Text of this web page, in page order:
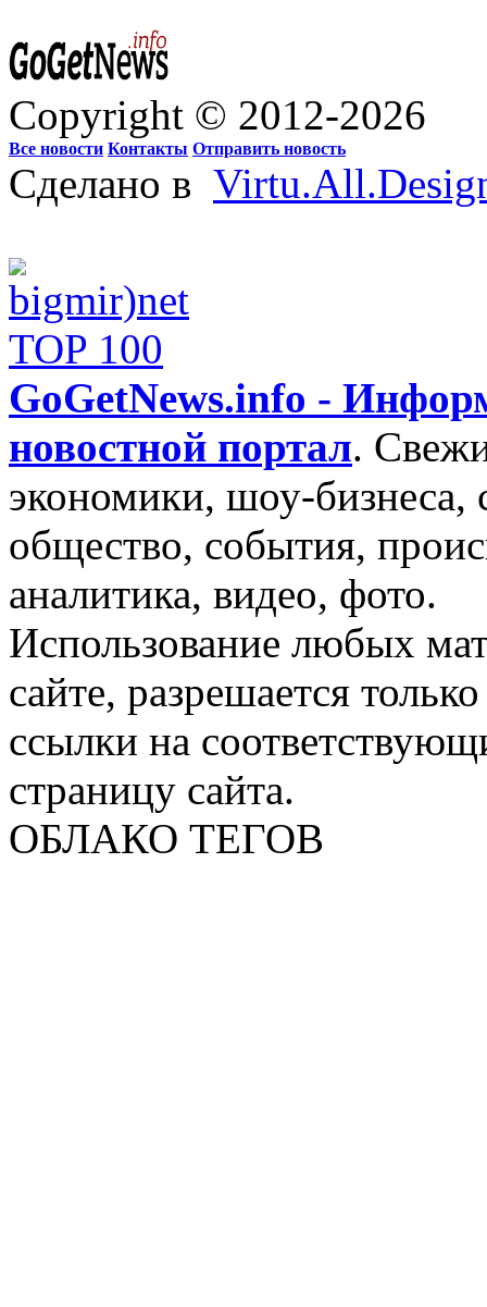
Copyright © 2012-2026
Все новости Контакты Отправить новость
Сделано в
GoGetNews.info -
новостной портал.
экономики, шоу-бизнеса,
общество, события,
аналитика, видео, фото.
Использование любых
сайте, разрешается
ссылки на
страницу сайта.
ОБЛАКО ТЕГОВ